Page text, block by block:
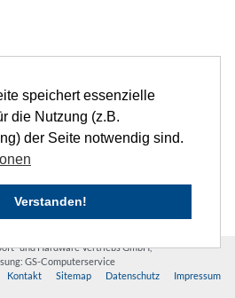
speichert essenzielle
die Nutzung (z.B.
der Seite notwendig sind.
Verstanden!
und Hardware Vertriebs GmbH,
GS-Computerservice
Kontakt Sitemap Datenschutz Impressum